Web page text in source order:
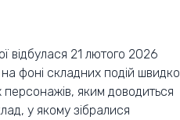
відбулася 21 лютого 2026
фоні складних подій швидко
персонажів, яким доводиться
у якому зібралися